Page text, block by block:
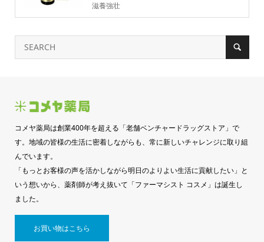
滋養強壮
コメヤ薬局は創業400年を超える「老舗ベンチャードラッグストア」で
す。地域の皆様の生活に密着しながらも、常に新しいチャレンジに取り組
んでいます。
「もっとお客様の声を活かしながら明日のよりよい生活に貢献したい」と
いう想いから、薬剤師が考え抜いて「ファーマシスト コスメ」は誕生し
ました。
お買い物はこちら